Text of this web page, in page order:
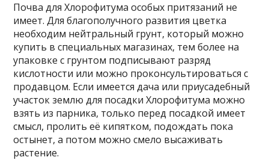
Почва для Хлорофитума особых притязаний не
имеет. Для благополучного развития цветка
необходим нейтральный грунт, который можно
купить в специальных магазинах, тем более на
упаковке с грунтом подписывают разряд
кислотности или можно проконсультироваться с
продавцом. Если имеется дача или приусадебный
участок землю для посадки Хлорофитума можно
взять из парника, только перед посадкой имеет
смысл, пролить её кипятком, подождать пока
остынет, а потом можно смело высаживать
растение.